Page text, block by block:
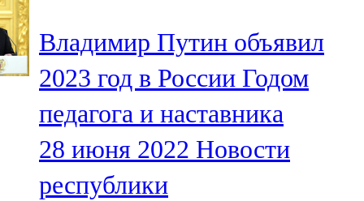
Владимир Путин объявил
2023 год в России Годом
педагога и наставника
28 июня 2022 Новости
республики